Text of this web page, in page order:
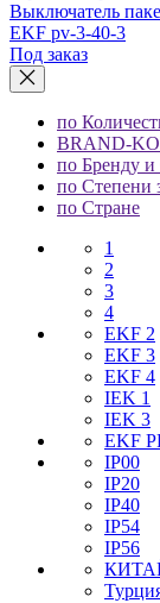
Выключатель
EKF pv-3-40-3
Под заказ
по
BRAND-
по Бренду
по Степени
по Стране
1
2
3
4
EKF 2
EKF 3
EKF 4
IEK 1
IEK 3
EKF
IP00
IP20
IP40
IP54
IP56